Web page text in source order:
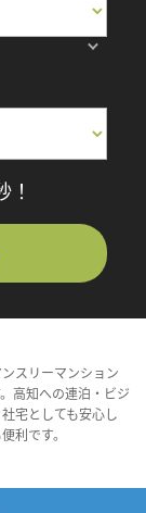
スリーマンション
高知への連泊・ビジ
宅としても安心し
利です。